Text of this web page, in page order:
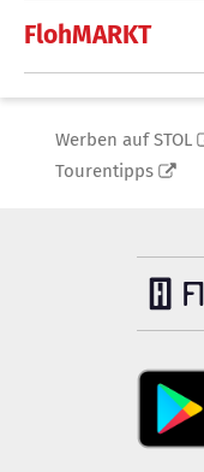
FlohMARKT
Werben auf STOL
Tourentipps